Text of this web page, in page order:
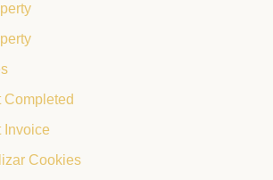
Completed
Invoice
Cookies